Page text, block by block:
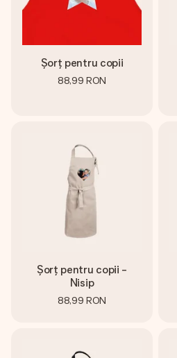
Șorț pentru copii
88,99 RON
Șorț pentru copii -
Nisip
88,99 RON